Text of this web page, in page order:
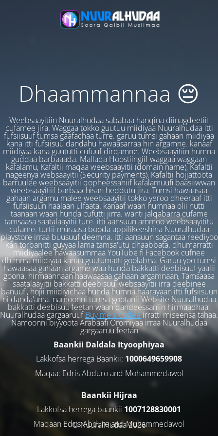
Dhaammannaa 😔
Weebsaayitiin Nuuralhudaa sababaa hanqina diinagdeetiif
cufamee jira. Waggaa tokko guutuu miidiyaa Nuuralhudaa itti
fufsiisuuf tumsa gaafachaa turre. garuu tumsi gahaan miidiyaa
kana itti fufsiisuu dandahu hawaasarraa hin argamne. kanaaf
miidiyaa kana guututti cufuuf dirqamne. Weebsaayitiin humna
guddaa barbaaada. Mallaqa Hoostiingiif waggaa waggaan
kafalamu, Kafaltii maqaa weebsaayitii (domain name), Kafaltii
nageenya websaayitii (Security payments), Kafaltii hojjattoota
barruulee weebsaayitii qopheessaniif kafalamuufi baasiiwwan
weebsaayitiif barbaachisan heddutu jira. Tumsi hawaasaa
gahaan argamu malee weebsaayitii tokko yeroo dheeraaf itti
fufsiisuun haalaan ulfaata. kanaaf waan humnaa olii nutti
taanaan waan hunda cufutti jirra. wanti jalqabarra cufame
tamsaasa saatalaayitii ture. itti aansuun ammoo weebsaayititu
cufame. turtii muraasa booda appilikeeshina Nuuralhudaa
playstore irraa buusuuf deemna. itti aansuun sagantaa reediyoo
kan torbanitti guyyaa lama tamsa'utu dhaabbata. dhumarratti
miidiyaalee hawaasummaa YouTube fi Facebook cufnee
dhimma miidiyaa kanaa guutumatti goolabna. Garuu yoo tumsi
hawaasaa gahaan argame waa hunda bakkatti deebisuuf yaalii
goona. hirmaannaan haawaasaa gahaan argamnaan, Tamsaasa
saatalaayitii bakkatti deebisuu, websaayitii irra deebinee
banuufi, hojii miidiyichaa hunda humna haarayaan itti fufsiisuun
ni danda'ama. namoonni tumsa gootanii Website Nuuralhudaa
bakkatti deebisuu feetan waan dandeessaniin hirmaadhaa.
Nuuralhudaa gargaaruufBuy me a coffeeirratti miseensa tahaa.
Namoonni biyyoota Arabaafi Oromiyaa irraa Nuuralhudaa
gargaaruu feetan
Baankii Daldala Ityoophiyaa
Lakkofsa herrega Baankii: 1000649659908
Maqaa: Edris Abduro and Mohammedawol
Baankii Hijraa
Lakkofsa herrega baankii 1007128830001
Maqaan Edris Abduro and Muhammedawol
© NuuralHudaa 2026